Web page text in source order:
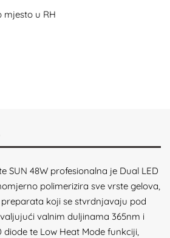
mjesto u RH
SUN 48W profesionalna je Dual LED
polimerizira sve vrste gelova,
koji se stvrdnjavaju pod
valnim duljinama 365nm i
diode te Low Heat Mode funkciji,